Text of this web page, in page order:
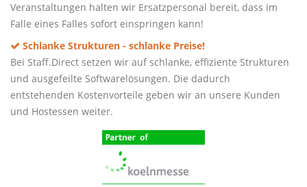
Veranstaltungen halten wir Ersatzpersonal bereit, dass im
Falle eines Falles sofort einspringen kann!
Schlanke Strukturen - schlanke Preise!
Bei Staff.Direct setzen wir auf schlanke, effiziente Strukturen
und ausgefeilte Softwarelösungen. Die dadurch
entstehenden Kostenvorteile geben wir an unsere Kunden
und Hostessen weiter.